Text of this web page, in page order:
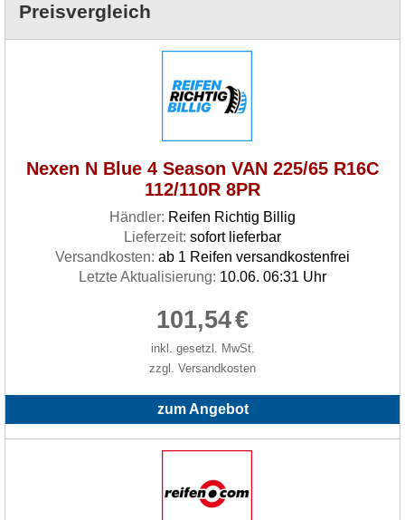
Preisvergleich
Nexen N Blue 4 Season VAN 225/65 R16C
112/110R 8PR
Händler: Reifen Richtig Billig
Lieferzeit: sofort lieferbar
Versandkosten: ab 1 Reifen versandkostenfrei
Letzte Aktualisierung: 10.06. 06:31 Uhr
101,54€
inkl. gesetzl. MwSt.
zzgl. Versandkosten
zum Angebot